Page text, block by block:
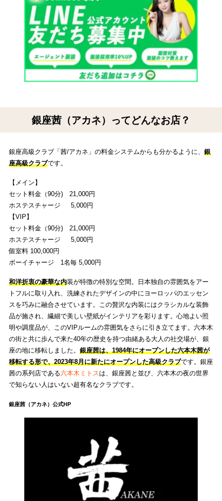
銀座茜（アカネ）ってどんなお店？
銀座高級クラブ「茜/アカネ」の料金システムからも分かるように、 銀
座高級クラブです。
【メイン】
セット料金（90分) 21,000円
ホステスチャージ 5,000円
【VIP】
セット料金（90分) 21,000円
ホステスチャージ 5,000円
個室料 100,000円
ボーイチャージ 1名毎 5,000円
和洋折衷の豪華な内装が特徴の特別な空間。日本独自の雰囲気をアー
トフルに取り入れ、洗練されたデザインの中にヨーロッパのエッセン
スを巧みに融合させています。この贅沢な内装にはクラシカルな装飾
品が施され、繊細で美しい壁紙がインテリアを彩ります。心地よい照
明や調度品が、このVIPルームの雰囲気をさらに引き立てます。六本木
の街と共に歩んで来た40年の歴史を持つ由緒ある大人の社交場が、銀
座の地に移転しました。 銀座茜は、1984年にオープンした六本木茜が
移転する形で、2023年8月に新たにオープンした高級クラブです。銀座
茜の系列店である六本木ミトス は、銀座茜と並び、六本木の夜の世界
で知らない人はいない超有名なクラブです。
銀座茜（アカネ）公式HP